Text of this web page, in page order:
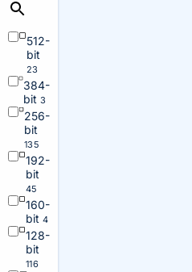
512-
bit
23
384-
bit 3
256-
bit
135
192-
bit
45
160-
bit 4
128-
bit
116